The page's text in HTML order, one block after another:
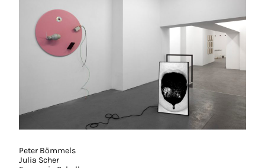
Peter Bömmels
Julia Scher